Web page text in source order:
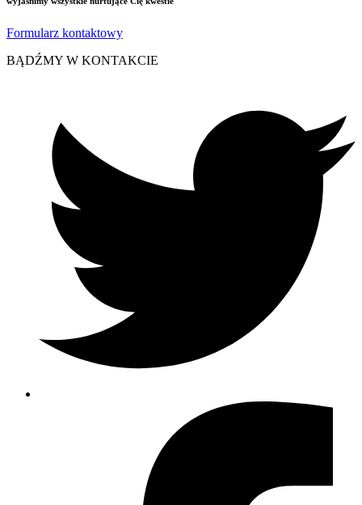
Formularz kontaktowy
BĄDŹMY W KONTAKCIE